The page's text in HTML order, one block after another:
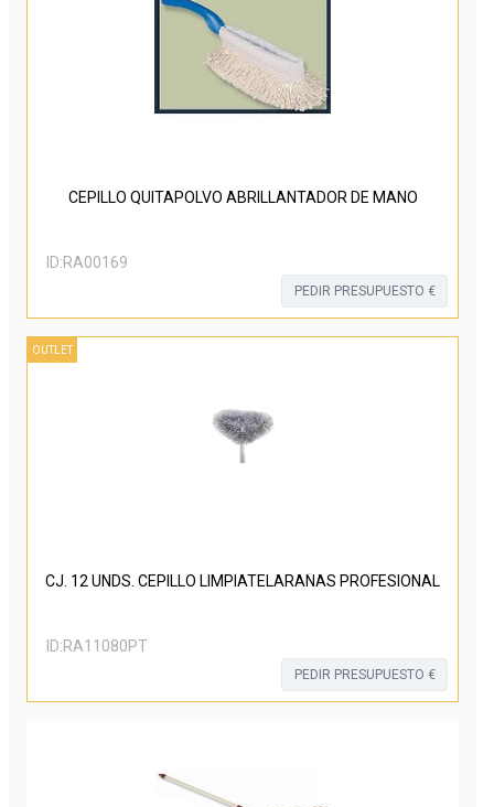
CEPILLO QUITAPOLVO ABRILLANTADOR DE MANO
ID:RA00169
PEDIR PRESUPUESTO €
OUTLET
CJ. 12 UNDS. CEPILLO LIMPIATELARAÑAS PROFESIONAL
ID:RA11080PT
PEDIR PRESUPUESTO €